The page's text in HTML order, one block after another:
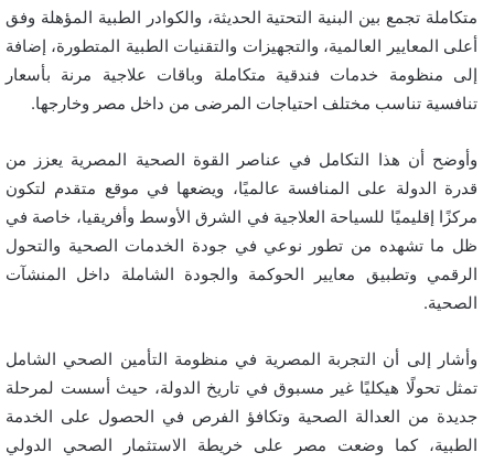
متكاملة تجمع بين البنية التحتية الحديثة، والكوادر الطبية المؤهلة وفق
أعلى المعايير العالمية، والتجهيزات والتقنيات الطبية المتطورة، إضافة
إلى منظومة خدمات فندقية متكاملة وباقات علاجية مرنة بأسعار
تنافسية تناسب مختلف احتياجات المرضى من داخل مصر وخارجها.
وأوضح أن هذا التكامل في عناصر القوة الصحية المصرية يعزز من
قدرة الدولة على المنافسة عالميًا، ويضعها في موقع متقدم لتكون
مركزًا إقليميًا للسياحة العلاجية في الشرق الأوسط وأفريقيا، خاصة في
ظل ما تشهده من تطور نوعي في جودة الخدمات الصحية والتحول
الرقمي وتطبيق معايير الحوكمة والجودة الشاملة داخل المنشآت
الصحية.
وأشار إلى أن التجربة المصرية في منظومة التأمين الصحي الشامل
تمثل تحولًا هيكليًا غير مسبوق في تاريخ الدولة، حيث أسست لمرحلة
جديدة من العدالة الصحية وتكافؤ الفرص في الحصول على الخدمة
الطبية، كما وضعت مصر على خريطة الاستثمار الصحي الدولي